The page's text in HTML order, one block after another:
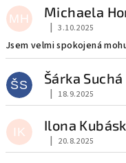
MH Michaela
Hodnocení
3.10.2025
Jsem velmi spokojená
ŠS Šárka Suchá
Hodnocení
18.9.2025
IK Ilona
Hodnocení
20.8.2025